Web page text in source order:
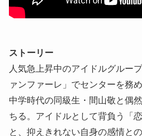
ストーリー
人気急上昇中のアイドルグルー
ァンファーレ」でセンターを務
中学時代の同級生・間山敬と偶
ちる。アイドルとして背負う「
と、抑えきれない自身の感情と